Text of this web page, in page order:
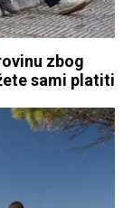
zbog
sami platiti